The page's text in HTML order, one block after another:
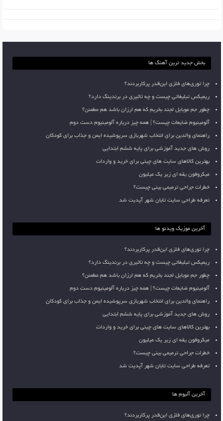
بخش جدید ترین آهنگ ها
چرا توری‌های فلزی این‌قدر پرکاربردند؟
ریمیکس تبلیغاتی چیست و چه تاثیری در برندینگ دارد؟
چطور جم موبایل لجند بخریم که هم ارزان باشد هم مطمئن؟
آلومینیوم ضایعات چیست؟ | همه چیز درباره آلومینیوم دست دوم
راهنمای والدین برای انتخاب شهربازی سرپوشیده ایمن و جذاب برای کودکان
روش های جدید آموزشی برای پایه ششم ابتدایی
بهترین کالاهای سایت های چینی برای خرید و واردات
میکروفون یقه ای زیر یک میلیون
خطرات جراحی ترمیمی بینی چیست؟
تعرفه طراحی سایت تابان شهر آپدیت شد
آخرین موزیک ویدئو ها
چرا توری‌های فلزی این‌قدر پرکاربردند؟
ریمیکس تبلیغاتی چیست و چه تاثیری در برندینگ دارد؟
چطور جم موبایل لجند بخریم که هم ارزان باشد هم مطمئن؟
آلومینیوم ضایعات چیست؟ | همه چیز درباره آلومینیوم دست دوم
راهنمای والدین برای انتخاب شهربازی سرپوشیده ایمن و جذاب برای کودکان
روش های جدید آموزشی برای پایه ششم ابتدایی
بهترین کالاهای سایت های چینی برای خرید و واردات
میکروفون یقه ای زیر یک میلیون
خطرات جراحی ترمیمی بینی چیست؟
تعرفه طراحی سایت تابان شهر آپدیت شد
آخرین آلبوم ها
چرا توری‌های فلزی این‌قدر پرکاربردند؟